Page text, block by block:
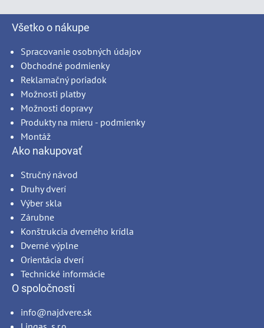
Všetko o nákupe
Spracovanie osobných údajov
Obchodné podmienky
Reklamačný poriadok
Možnosti platby
Možnosti dopravy
Produkty na mieru - podmienky
Montáž
Ako nakupovať
Stručný návod
Druhy dverí
Výber skla
Zárubne
Konštrukcia dverného krídla
Dverné výplne
Orientácia dverí
Technické informácie
O spoločnosti
info@najdvere.sk